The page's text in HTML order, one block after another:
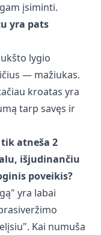
įsiminti.
yra pats
lygio
— mažiukas.
kroatas yra
tarp savęs ir
atneša 2
išjudinančiu
poveikis?
yra labai
Kai numuša